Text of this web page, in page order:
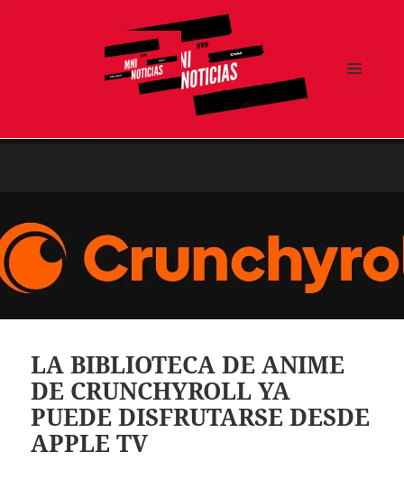
LA BIBLIOTECA DE ANIME
DE CRUNCHYROLL YA
PUEDE DISFRUTARSE DESDE
APPLE TV